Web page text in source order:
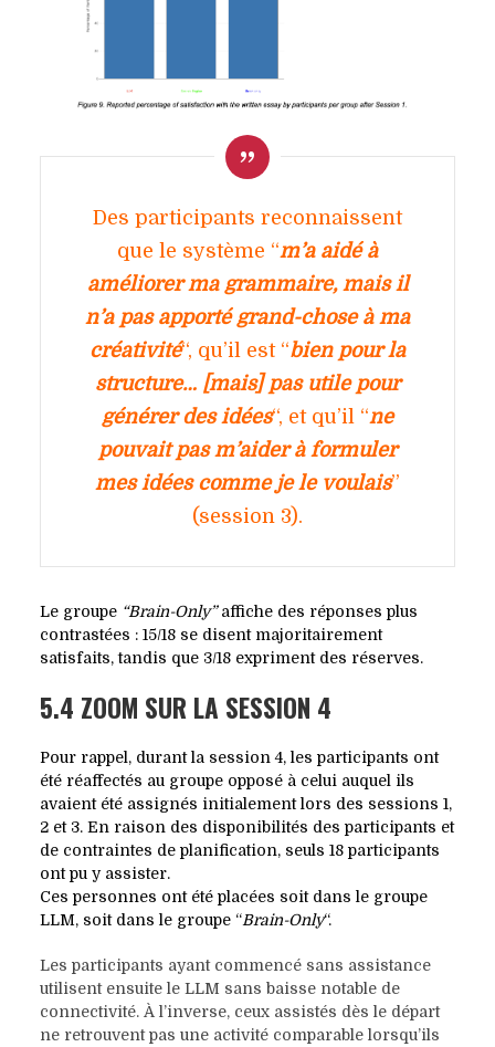
Des participants reconnaissent
que le système “m’a aidé à
améliorer ma grammaire, mais il
n’a pas apporté grand-chose à ma
créativité“, qu’il est “bien pour la
structure… [mais] pas utile pour
générer des idées“, et qu’il “ne
pouvait pas m’aider à formuler
mes idées comme je le voulais”
(session 3).
Le groupe “Brain-Only”affiche des réponses plus
contrastées : 15/18 se disent majoritairement
satisfaits, tandis que 3/18 expriment des réserves.
5.4 ZOOM SUR LA SESSION 4
Pour rappel, durant la session 4, les participants ont
été réaffectés au groupe opposé à celui auquel ils
avaient été assignés initialement lors des sessions 1,
2 et 3. En raison des disponibilités des participants et
de contraintes de planification, seuls 18 participants
ont pu y assister.
Ces personnes ont été placées soit dans le groupe
LLM, soit dans le groupe “Brain-Only“.
Les participants ayant commencé sans assistance
utilisent ensuite le LLM sans baisse notable de
connectivité. À l’inverse, ceux assistés dès le départ
ne retrouvent pas une activité comparable lorsqu’ils